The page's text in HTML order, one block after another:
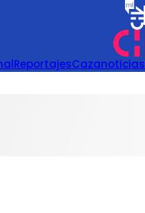
ReportajesCazanoticias